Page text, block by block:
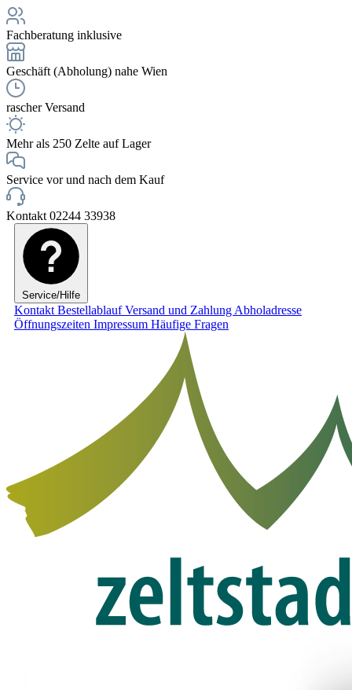
Fachberatung inklusive
Geschäft (Abholung) nahe Wien
rascher Versand
Mehr als 250 Zelte auf Lager
Service vor und nach dem Kauf
Kontakt 02244 33938
Service/Hilfe
Kontakt BestellablaufVersand und Zahlung Abholadresse
Öffnungszeiten Impressum Häufige Fragen